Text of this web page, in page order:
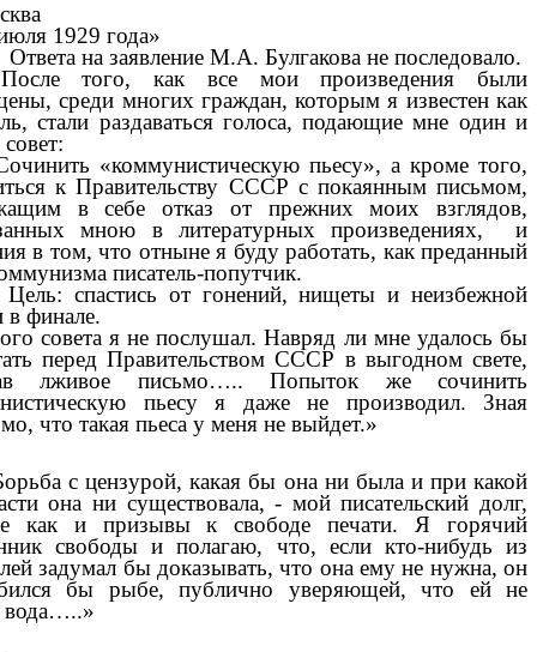
1929 года»
Ответа на заявление М.А. Булгакова не последовало.
того, как все мои произведения были
среди многих граждан, которым я известен как
стали раздаваться голоса, подающие мне один и
«коммунистическую пьесу», а кроме того,
к Правительству СССР с покаянным письмом,
в себе отказ от прежних моих взглядов,
мною в литературных произведениях, и
в том, что отныне я буду работать, как преданный
писатель-попутчик.
спастись от гонений, нищеты и неизбежной
в финале.
совета я не послушал. Навряд ли мне удалось бы
перед Правительством СССР в выгодном свете,
лживое письмо….. Попыток же сочинить
пьесу я даже не производил. Зная
что такая пьеса у меня не выйдет.»
с цензурой, какая бы она ни была и при какой
она ни существовала, - мой писательский долг,
как и призывы к свободе печати. Я горячий
свободы и полагаю, что, если кто-нибудь из
задумал бы доказывать, что она ему не нужна, он
бы рыбе, публично уверяющей, что ей не
вода…..»